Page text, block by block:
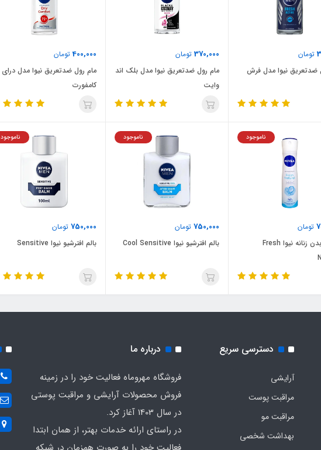
تومان
ضدتعریق نیوا مدل فرش
370,000 تومان
مام رول ضدتعریق نیوا مدل بلک اند
وایت
400,000تومان
مام رول ضدتعریق نیوا مدل درای
کامفورت
تومان
ناموجود
اسپری بدن زنانه نیوا Fresh
750,000 تومان
ناموجود
بالم افترشیو نیوا Cool Sensitive
750,000 تومان
ناموجود
بالم افترشیو نیوا Sensitive
دسترسی سریع
آرایشی
مراقبت پوست
مراقبت مو
بهداشت شخصی
درباره ما
فروشگاه مهروماه فعالیت خود را در زمینه
فروش محصولات آرایشی و مراقبت پوستی
در سال 1403 آغاز کرد.
در راستای ارائه خدمات بهتر، از همان ابتدا